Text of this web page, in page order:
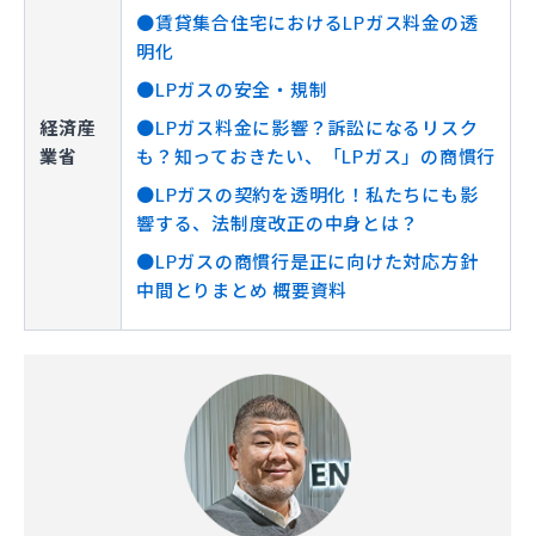
経済産
業省
●賃貸集合住宅におけるLPガス料金の透
明化
●LPガスの安全・規制
●LPガス料金に影響？訴訟になるリスク
も？知っておきたい、「LPガス」の商慣行
●LPガスの契約を透明化！私たちにも影
響する、法制度改正の中身とは？
●LPガスの商慣行是正に向けた対応方針
中間とりまとめ 概要資料